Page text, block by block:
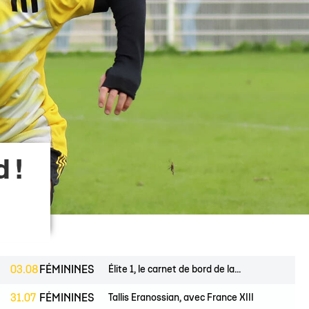
14
Champions Cup
Champions Cup
calendrier de la saison (ICAL)
Catégorie U8
Catégorie U6
Liens Utiles
Accès au Stade
Nos stages d'été
Contact Mécénat
Liens Utiles
!
03.08 FÉMININES Élite 1, le carnet de bord de la...
31.07 FÉMININES Tallis Eranossian, avec France XIII